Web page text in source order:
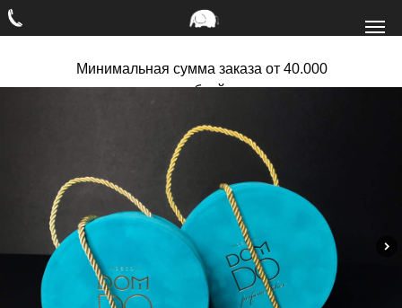
Минимальная сумма заказа от 40.000
рублей